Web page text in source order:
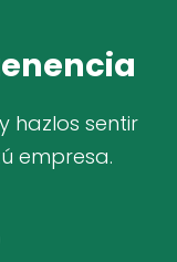
hazlos sentir
empresa.